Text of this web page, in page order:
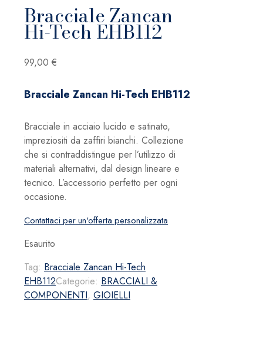
Bracciale Zancan
Hi-Tech EHB112
99,00 €
Bracciale Zancan Hi-Tech EHB112
Bracciale in acciaio lucido e satinato,
impreziositi da zaffiri bianchi. Collezione
che si contraddistingue per l’utilizzo di
materiali alternativi, dal design lineare e
tecnico. L’accessorio perfetto per ogni
occasione.
Contattaci per un'offerta personalizzata
Esaurito
Tag: Bracciale Zancan Hi-Tech
EHB112Categorie: BRACCIALI &
COMPONENTI, GIOIELLI